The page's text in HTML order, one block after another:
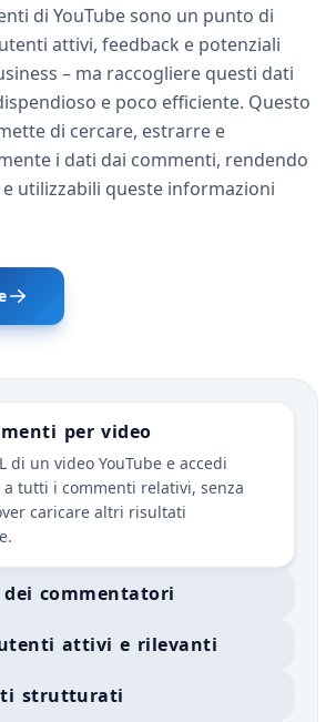
di YouTube sono un punto di
attivi, feedback e potenziali
– ma raccogliere questi dati
e poco efficiente. Questo
di cercare, estrarre e
i dati dai commenti, rendendo
utilizzabili queste informazioni
per video
di un video YouTube e accedi
tutti i commenti relativi, senza
caricare altri risultati
commentatori
attivi e rilevanti
strutturati